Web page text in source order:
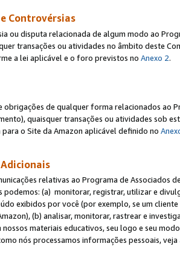
Controvérsias
ou disputa relacionada de algum modo ao
transações ou atividades no âmbito deste
a lei aplicável e o foro previstos no Anexo 2.
obrigações de qualquer forma relacionados ao
quaisquer transações ou atividades sob
o Site da Amazon aplicável definido no
relativas ao Programa de Associados
podemos: (a) monitorar, registrar, utilizar e
exibidos por você (por exemplo, se um
(b) analisar, monitorar, rastrear e
materiais educativos, seu logo e seu
nós processamos informações pessoais,